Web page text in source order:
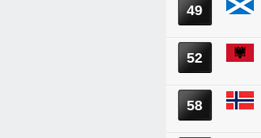
49
52
58